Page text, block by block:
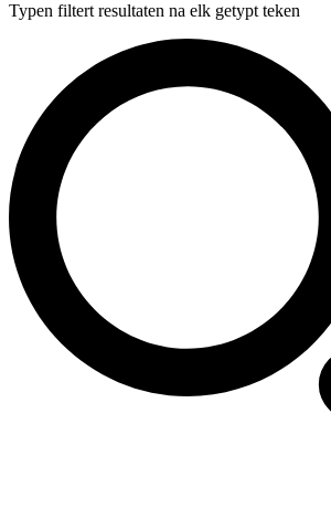
Typen filtert resultaten na elk getypt teken